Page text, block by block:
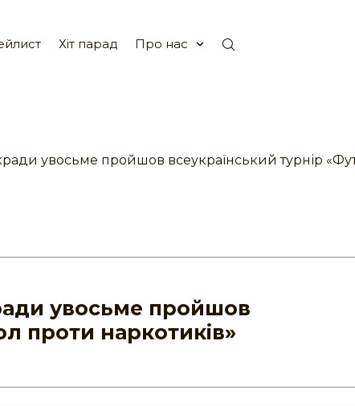
Хіт парад Про нас
увосьме пройшов всеукраїнський турнір
увосьме пройшов
проти наркотиків»